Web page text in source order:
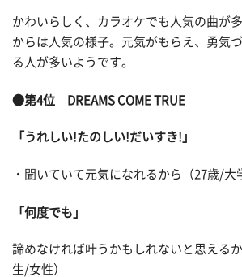
かわいらしく、カラオケでも人気の曲が
からは人気の様子。元気がもらえ、勇気
る人が多いようです。
●第4位 DREAMS COME TRUE
「うれしい!たのしい!だいすき!」
・聞いていて元気になれるから（27歳/大
「何度でも」
諦めなければ叶うかもしれないと思える
生/女性）